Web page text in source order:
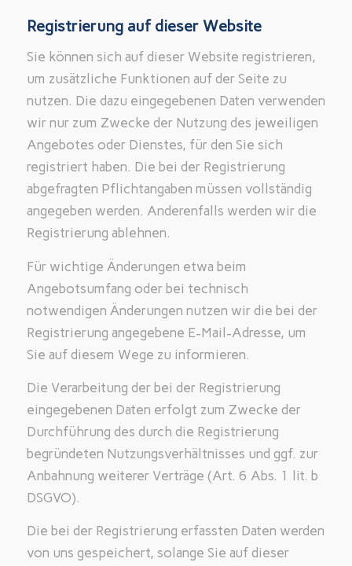
Registrierung auf dieser Website
Sie können sich auf dieser Website registrieren,
um zusätzliche Funktionen auf der Seite zu
nutzen. Die dazu eingegebenen Daten verwenden
wir nur zum Zwecke der Nutzung des jeweiligen
Angebotes oder Dienstes, für den Sie sich
registriert haben. Die bei der Registrierung
abgefragten Pflichtangaben müssen vollständig
angegeben werden. Anderenfalls werden wir die
Registrierung ablehnen.
Für wichtige Änderungen etwa beim
Angebotsumfang oder bei technisch
notwendigen Änderungen nutzen wir die bei der
Registrierung angegebene E-Mail-Adresse, um
Sie auf diesem Wege zu informieren.
Die Verarbeitung der bei der Registrierung
eingegebenen Daten erfolgt zum Zwecke der
Durchführung des durch die Registrierung
begründeten Nutzungsverhältnisses und ggf. zur
Anbahnung weiterer Verträge (Art. 6 Abs. 1 lit. b
DSGVO).
Die bei der Registrierung erfassten Daten werden
von uns gespeichert, solange Sie auf dieser